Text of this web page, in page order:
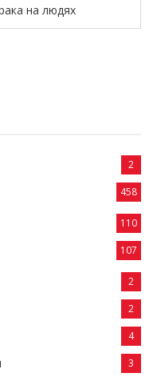
на людях
2
458
110
107
2
2
4
3